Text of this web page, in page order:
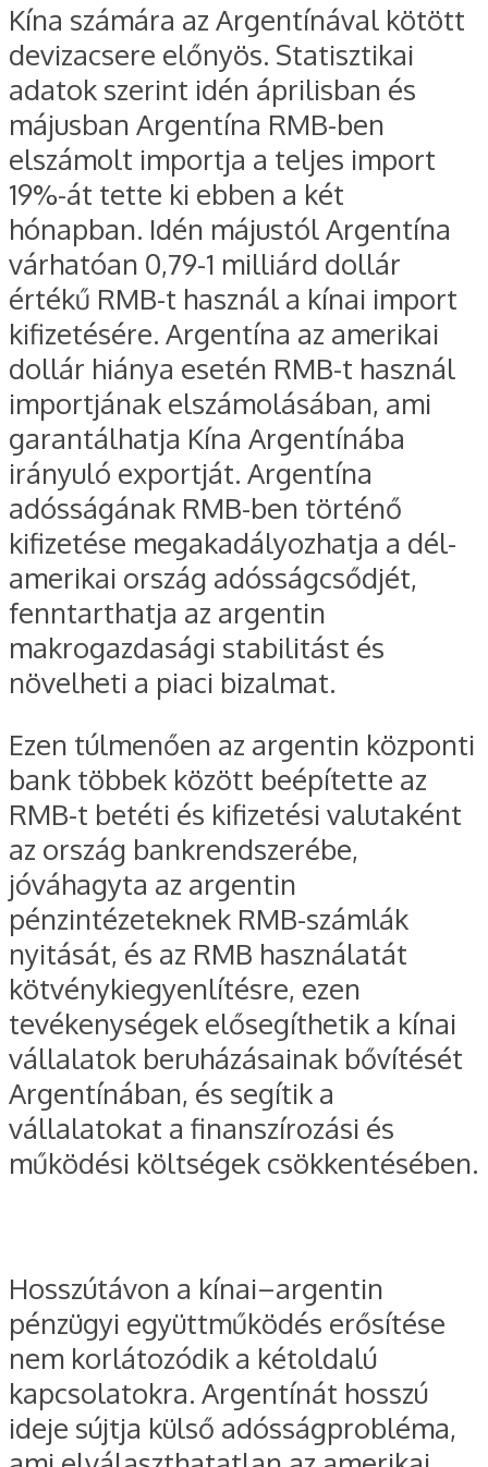
Kína számára az Argentínával kötött
devizacsere előnyös. Statisztikai
adatok szerint idén áprilisban és
májusban Argentína RMB-ben
elszámolt importja a teljes import
19%-át tette ki ebben a két
hónapban. Idén májustól Argentína
várhatóan 0,79-1 milliárd dollár
értékű RMB-t használ a kínai import
kifizetésére. Argentína az amerikai
dollár hiánya esetén RMB-t használ
importjának elszámolásában, ami
garantálhatja Kína Argentínába
irányuló exportját. Argentína
adósságának RMB-ben történő
kifizetése megakadályozhatja a dél-
amerikai ország adósságcsődjét,
fenntarthatja az argentin
makrogazdasági stabilitást és
növelheti a piaci bizalmat.
Ezen túlmenően az argentin központi
bank többek között beépítette az
RMB-t betéti és kifizetési valutaként
az ország bankrendszerébe,
jóváhagyta az argentin
pénzintézeteknek RMB-számlák
nyitását, és az RMB használatát
kötvénykiegyenlítésre, ezen
tevékenységek elősegíthetik a kínai
vállalatok beruházásainak bővítését
Argentínában, és segítik a
vállalatokat a finanszírozási és
működési költségek csökkentésében.
Hosszútávon a kínai–argentin
pénzügyi együttműködés erősítése
nem korlátozódik a kétoldalú
kapcsolatokra. Argentínát hosszú
ideje sújtja külső adósságprobléma,